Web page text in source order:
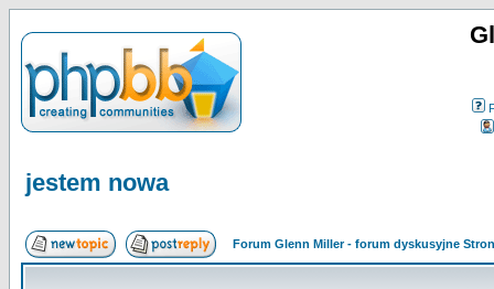
jestem nowa
Forum Glenn Miller - forum dyskusyjne